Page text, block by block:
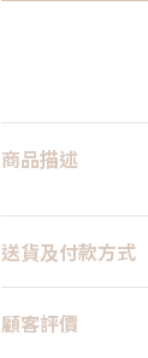
商品描述
送貨及付款方式
顧客評價